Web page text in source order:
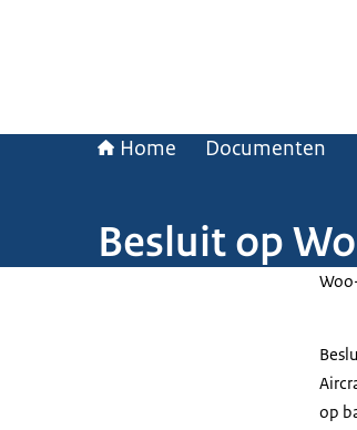
Home Documenten
Besluit op
op